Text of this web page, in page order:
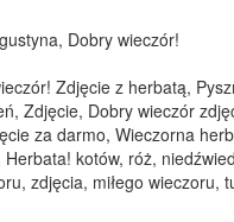
Dobry wieczór!
Zdjęcie z herbatą,
Zdjęcie, Dobry wieczór
za darmo, Wieczorna
kotów, róż,
zdjęcia, miłego wieczoru,